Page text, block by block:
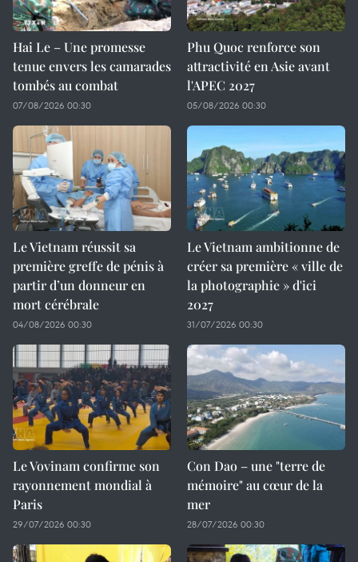
Hai Le – Une promesse
tenue envers les camarades
tombés au combat
07/08/2026 00:30
Phu Quoc renforce son
attractivité en Asie avant
l'APEC 2027
05/08/2026 00:30
Le Vietnam réussit sa
première greffe de pénis à
partir d’un donneur en
mort cérébrale
04/08/2026 00:30
Le Vietnam ambitionne de
créer sa première « ville de
la photographie » d'ici
2027
31/07/2026 00:30
Le Vovinam confirme son
rayonnement mondial à
Paris
29/07/2026 00:30
Con Dao – une "terre de
mémoire" au cœur de la
mer
28/07/2026 00:30